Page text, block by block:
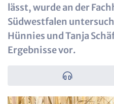
lässt, wurde an der
Südwestfalen
Hünnies und Tanja
Ergebnisse vor.